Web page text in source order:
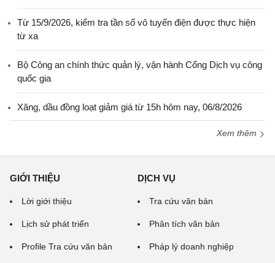
Từ 15/9/2026, kiểm tra tần số vô tuyến điện được thực hiện
từ xa
Bộ Công an chính thức quản lý, vận hành Cổng Dịch vụ công
quốc gia
Xăng, dầu đồng loạt giảm giá từ 15h hôm nay, 06/8/2026
Xem thêm
GIỚI THIỆU
Lời giới thiệu
Lịch sử phát triển
Profile Tra cứu văn bản
DỊCH VỤ
Tra cứu văn bản
Phân tích văn bản
Pháp lý doanh nghiệp